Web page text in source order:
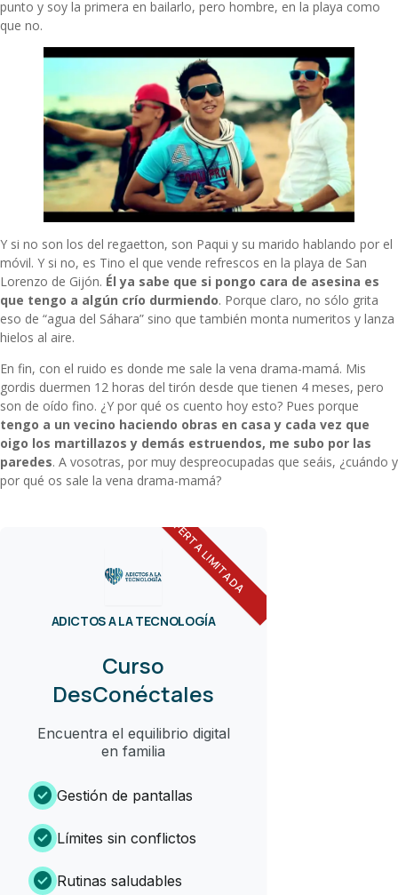
punto y soy la primera en bailarlo, pero hombre, en la playa como
que no.
Y si no son los del regaetton, son Paqui y su marido hablando por el
móvil. Y si no, es Tino el que vende refrescos en la playa de San
Lorenzo de Gijón. Él ya sabe que si pongo cara de asesina es
que tengo a algún crío durmiendo. Porque claro, no sólo grita
eso de “agua del Sáhara” sino que también monta numeritos y lanza
hielos al aire.
En fin, con el ruido es donde me sale la vena drama-mamá. Mis
gordis duermen 12 horas del tirón desde que tienen 4 meses, pero
son de oído fino. ¿Y por qué os cuento hoy esto? Pues porque
tengo a un vecino haciendo obras en casa y cada vez que
oigo los martillazos y demás estruendos, me subo por las
paredes. A vosotras, por muy despreocupadas que seáis, ¿cuándo y
por qué os sale la vena drama-mamá?
OFERTA LIMITADA
ADICTOS A LA TECNOLOGÍA
Curso
DesConéctales
Encuentra el equilibrio digital
en familia
check_circle Gestión de pantallas
check_circle Límites sin conflictos
check_circle Rutinas saludables